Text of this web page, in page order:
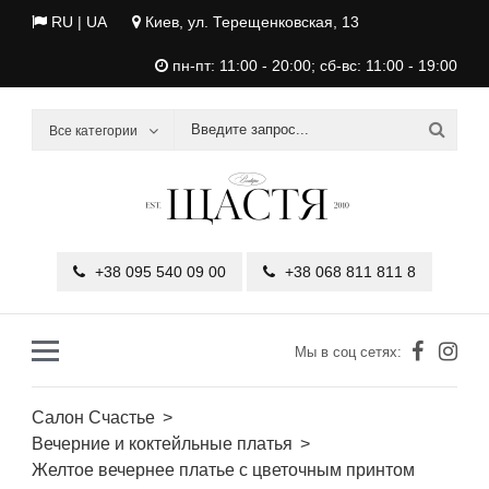
RU | UA Киев, ул. Терещенковская, 13
пн-пт: 11:00 - 20:00; сб-вс: 11:00 - 19:00
Все категории
+38 095 540 09 00 +38 068 811 811 8
Мы в соц сетях:
Салон Счастье
Вечерние и коктейльные платья
Желтое вечернее платье с цветочным принтом